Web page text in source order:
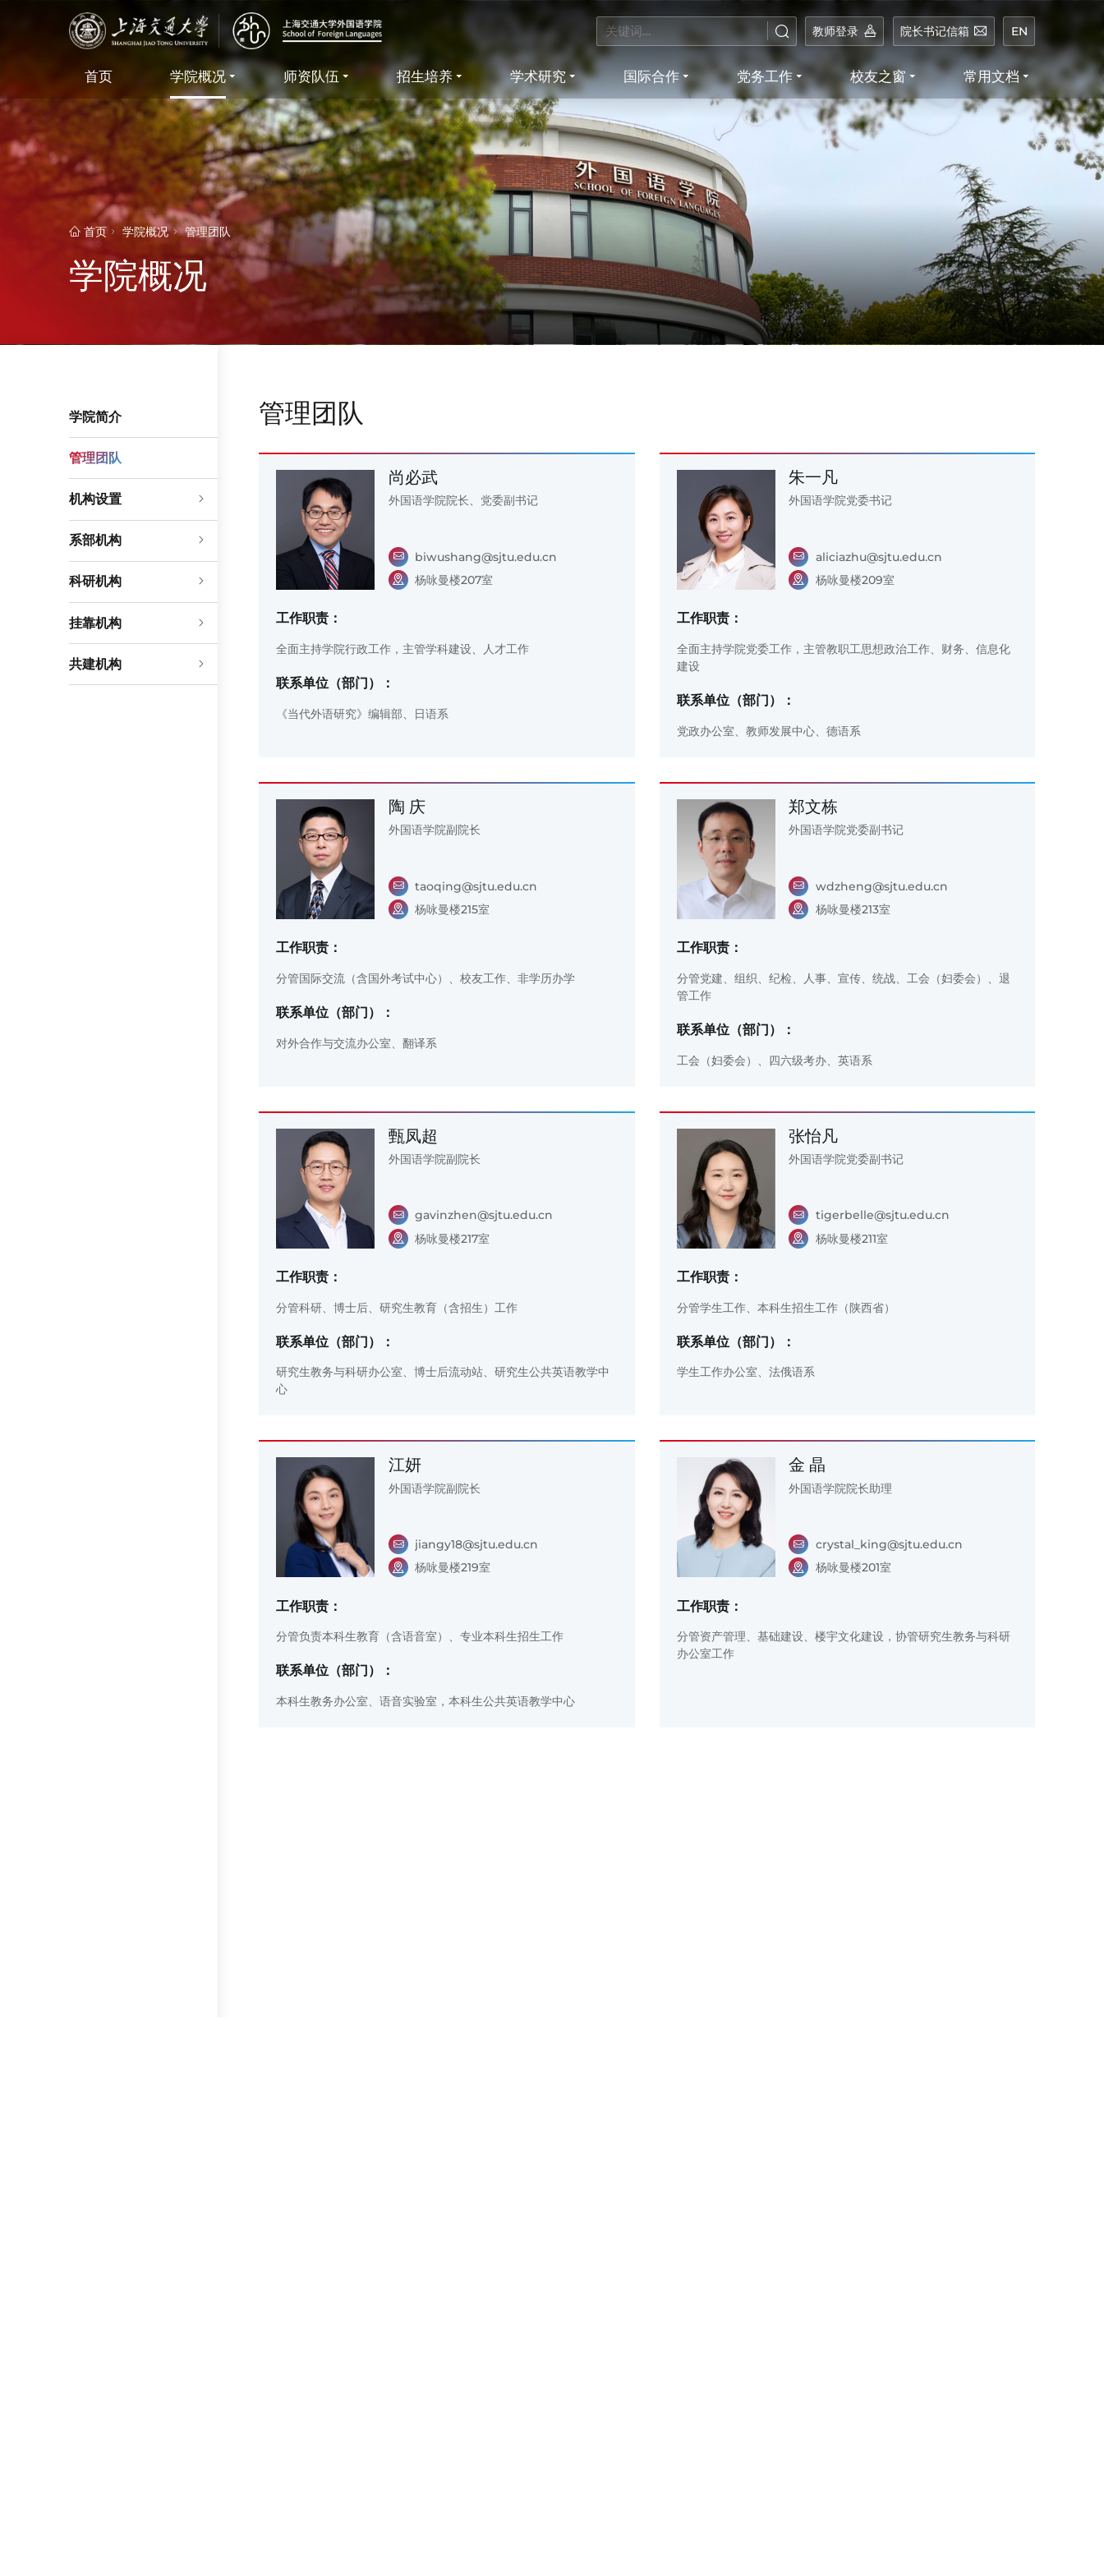
教师登录 院长书记信箱 EN
首页 学院概况 师资队伍 招生培养 学术研究 国际合作 党务工作 校友之窗 常用文档
首页 学院概况 管理团队
学院概况
学院简介
管理团队
机构设置
系部机构
科研机构
挂靠机构
共建机构
管理团队
尚必武
外国语学院院长、党委副书记
biwushang@sjtu.edu.cn
杨咏曼楼207室
工作职责：
全面主持学院行政工作，主管学科建设、人才工作
联系单位（部门）：
《当代外语研究》编辑部、日语系
朱一凡
外国语学院党委书记
aliciazhu@sjtu.edu.cn
杨咏曼楼209室
工作职责：
全面主持学院党委工作，主管教职工思想政治工作、财务、信息化
建设
联系单位（部门）：
党政办公室、教师发展中心、德语系
陶 庆
外国语学院副院长
taoqing@sjtu.edu.cn
杨咏曼楼215室
工作职责：
分管国际交流（含国外考试中心）、校友工作、非学历办学
联系单位（部门）：
对外合作与交流办公室、翻译系
郑文栋
外国语学院党委副书记
wdzheng@sjtu.edu.cn
杨咏曼楼213室
工作职责：
分管党建、组织、纪检、人事、宣传、统战、工会（妇委会）、退
管工作
联系单位（部门）：
工会（妇委会）、四六级考办、英语系
甄凤超
外国语学院副院长
gavinzhen@sjtu.edu.cn
杨咏曼楼217室
工作职责：
分管科研、博士后、研究生教育（含招生）工作
联系单位（部门）：
研究生教务与科研办公室、博士后流动站、研究生公共英语教学中
心
张怡凡
外国语学院党委副书记
tigerbelle@sjtu.edu.cn
杨咏曼楼211室
工作职责：
分管学生工作、本科生招生工作（陕西省）
联系单位（部门）：
学生工作办公室、法俄语系
江妍
外国语学院副院长
jiangy18@sjtu.edu.cn
杨咏曼楼219室
工作职责：
分管负责本科生教育（含语音室）、专业本科生招生工作
联系单位（部门）：
本科生教务办公室、语音实验室，本科生公共英语教学中心
金 晶
外国语学院院长助理
crystal_king@sjtu.edu.cn
杨咏曼楼201室
工作职责：
分管资产管理、基础建设、楼宇文化建设，协管研究生教务与科研
办公室工作